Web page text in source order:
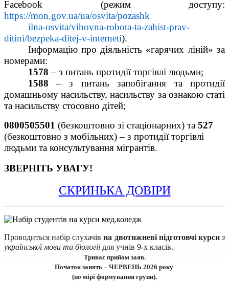
https://mon.gov.ua/ua/osvita/pozashk
ilna-osvita/vihovna-robota-ta-zahist-prav-
ditini/bezpeka-ditej-v-interneti).
Інформацію про діяльність «гарячих ліній» за
номерами:
1578 – з питань протидії торгівлі людьми;
1588 – з питань запобігання та протидії
домашньому насильству, насильству за ознакою статі
та насильству стосовно дітей;
0800505501 (безкоштовно зі стаціонарних) та 527
(безкоштовно з мобільних) – з протидії торгівлі
людьми та консультування мігрантів.
ЗВЕРНІТЬ УВАГУ!
СКРИНЬКА ДОВІРИ
Проводиться набір слухачів на двотижневі підготовчі курси з
української мови та біології для учнів 9-х класів.
Триває прийом заяв.
Початок занять – ЧЕРВЕНЬ 2026 року
(по мірі формування групи).